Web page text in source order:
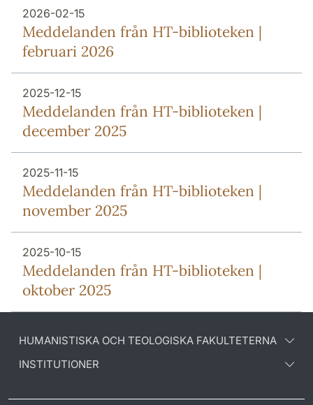
2026-02-15
Meddelanden från HT-biblioteken |
februari 2026
2025-12-15
Meddelanden från HT-biblioteken |
december 2025
2025-11-15
Meddelanden från HT-biblioteken |
november 2025
2025-10-15
Meddelanden från HT-biblioteken |
oktober 2025
HUMANISTISKA OCH TEOLOGISKA FAKULTETERNA
INSTITUTIONER